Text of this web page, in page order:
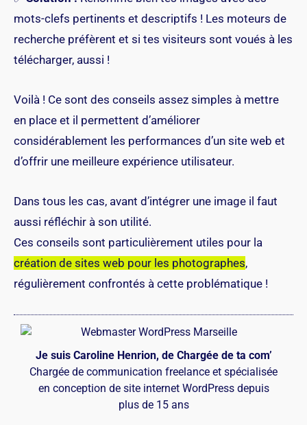
mots-clefs pertinents et descriptifs ! Les moteurs de
recherche préfèrent et si tes visiteurs sont voués à les
télécharger, aussi !
Voilà ! Ce sont des conseils assez simples à mettre
en place et il permettent d’améliorer
considérablement les performances d’un site web et
d’offrir une meilleure expérience utilisateur.
Dans tous les cas, avant d’intégrer une image il faut
aussi réfléchir à son utilité.
Ces conseils sont particulièrement utiles pour la
création de sites web pour les photographes,
régulièrement confrontés à cette problématique !
Je suis Caroline Henrion, de Chargée de ta com’
Chargée de communication freelance et spécialisée
en conception de site internet WordPress depuis
plus de 15 ans